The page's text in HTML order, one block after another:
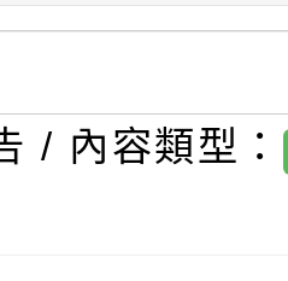
)
學期第7次代
招)
市115學年
土語及新住
園市115學
點」
年金融知
/ 內容類型：